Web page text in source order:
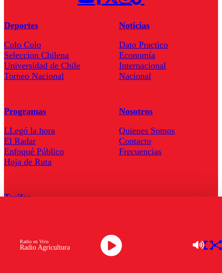
Radio Agricultura
Radio en Vivo
Deportes
Colo Colo
Seleccion Chilena
Universidad de Chile
Torneo Nacional
Noticias
Dato Practico
Economía
Internacional
Nacional
Programas
LLegó la hora
El Radar
Enfoqué Público
Hoja de Ruta
Nosotros
Quienes Somos
Contacto
Frecuencias
Tarifas